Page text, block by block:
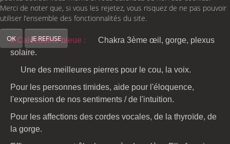
# Calcédoine bleue : Chakra 3ème œil, gorge, plexus
solaire.
Une des meilleures pierres pour le cou, la voix.
Pour les personnes timides, aide pour l'éloquence,
l'expression de nos sentiments / de l'intuition.
Pour les affections des cordes vocales, de la thyroïde, de
la gorge.
Merci de noter que, si vous les rejetez, vous risquez de ne pas pouvoir
utiliser l’ensemble des fonctionnalités du site.
OK JE REFUSE